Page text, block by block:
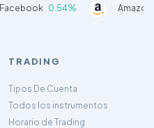
Facebook 0.54%
TRADING
Tipos De Cuenta
Todos los instrumentos
Horario de Trading